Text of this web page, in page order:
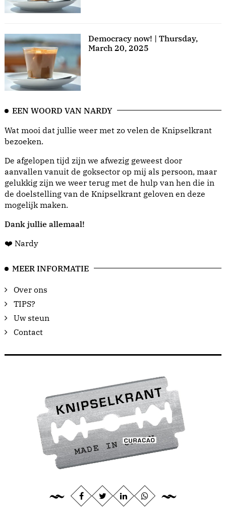
Democracy now! | Thursday,
March 20, 2025
EEN WOORD VAN NARDY
Wat mooi dat jullie weer met zo velen de Knipselkrant
bezoeken.
De afgelopen tijd zijn we afwezig geweest door
aanvallen vanuit de goksector op mij als persoon, maar
gelukkig zijn we weer terug met de hulp van hen die in
de doelstelling van de Knipselkrant geloven en deze
mogelijk maken.
Dank jullie allemaal!
❤️ Nardy
MEER INFORMATIE
Over ons
TIPS?
Uw steun
Contact